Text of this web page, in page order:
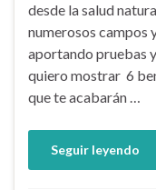
desde la salud
numerosos campos
aportando pruebas
quiero mostrar 6
que te acabarán …
Seguir leyendo